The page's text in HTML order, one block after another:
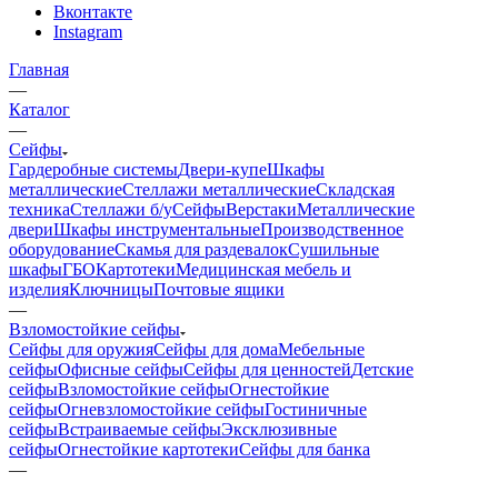
Вконтакте
Instagram
Главная
—
Каталог
—
Сейфы
Гардеробные системыДвери-купеШкафы
металлическиеСтеллажи металлическиеСкладская
техникаСтеллажи б/уСейфыВерстакиМеталлические
двериШкафы инструментальныеПроизводственное
оборудованиеСкамья для раздевалокСушильные
шкафыГБОКартотекиМедицинская мебель и
изделияКлючницыПочтовые ящики
—
Взломостойкие сейфы
Сейфы для оружияСейфы для домаМебельные
сейфыОфисные сейфыСейфы для ценностейДетские
сейфыВзломостойкие сейфыОгнестойкие
сейфыОгневзломостойкие сейфыГостиничные
сейфыВстраиваемые сейфыЭксклюзивные
сейфыОгнестойкие картотекиСейфы для банка
—